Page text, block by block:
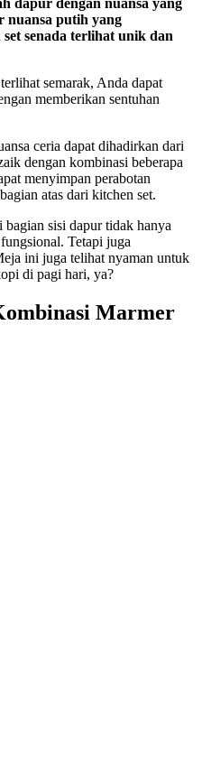
nuansa putih yang
senada terlihat unik dan
semarak, Anda dapat
memberikan sentuhan
ceria dapat dihadirkan dari
dengan kombinasi beberapa
menyimpan perabotan
atas dari kitchen set.
sisi dapur tidak hanya
Tetapi juga
ini juga telihat nyaman untuk
di pagi hari, ya?
Marmer